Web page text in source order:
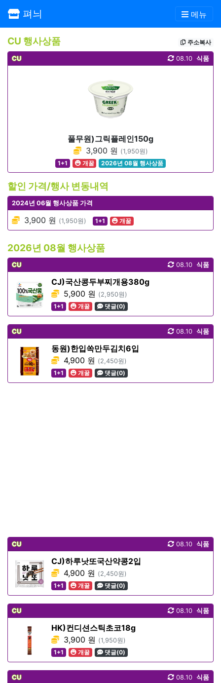
펴늬 메뉴
CU 행사상품 주소복사
CU 식품
08.10
풀무원)그릭플레인150g
3,900 원 (1,950원)
1+1
개꿀 2026년 08월 행사상품
할인 가격/행사 변동내역
2024년 06월 행사상품 가격
3,900 원 (1,950원) 1+1 개꿀
2026년 08월 행사상품
CU 식품
08.10
CJ)국산콩두부찌개용380g
5,900 원 (2,950원)
1+1
개꿀 댓글(0)
CU 식품
08.10
동원)한입쏙만두김치6입
4,900 원 (2,450원)
1+1
개꿀 댓글(0)
CU 식품
08.10
CJ)하루낫또국산약콩2입
4,900 원 (2,450원)
1+1
개꿀 댓글(0)
CU 식품
08.10
HK)컨디션스틱초코18g
3,900 원 (1,950원)
1+1
개꿀 댓글(0)
CU 식품
08.10